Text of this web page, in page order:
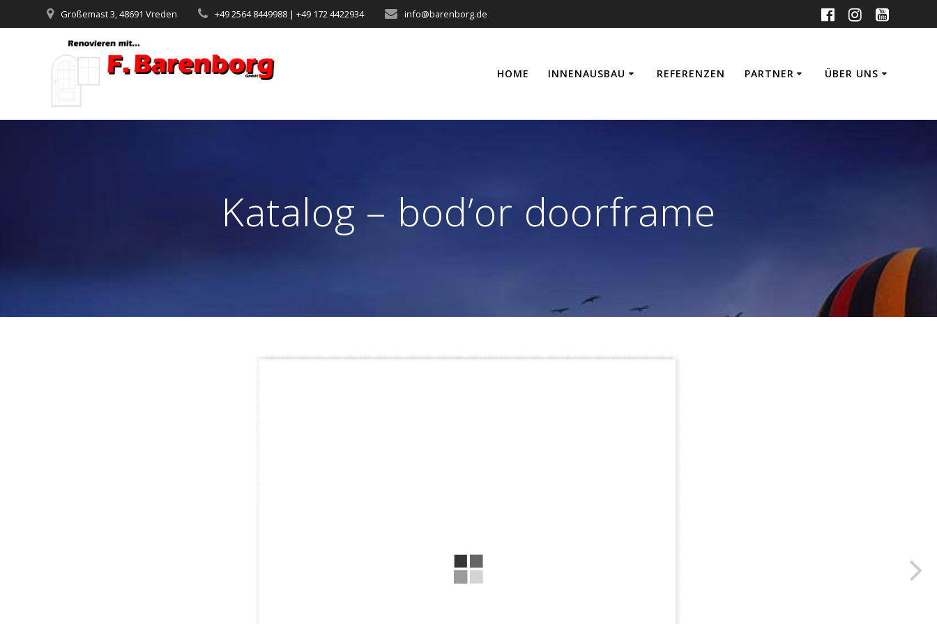
Inhalt
Großemast 3, 48691 Vreden +49 2564 8449988 | +49 172 4422934 info@barenborg.de
HOME INNENAUSBAU REFERENZEN PARTNER ÜBER UNS
Katalog – bod’or doorframe